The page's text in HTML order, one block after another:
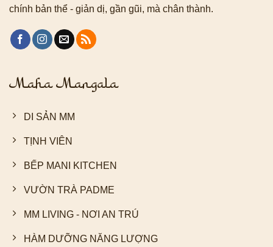
chính bản thể - giản dị, gần gũi, mà chân thành.
Maha Mangala
DI SẢN MM
TỊNH VIÊN
BẾP MANI KITCHEN
VƯỜN TRÀ PADME
MM LIVING - NƠI AN TRÚ
HÀM DƯỠNG NĂNG LƯỢNG